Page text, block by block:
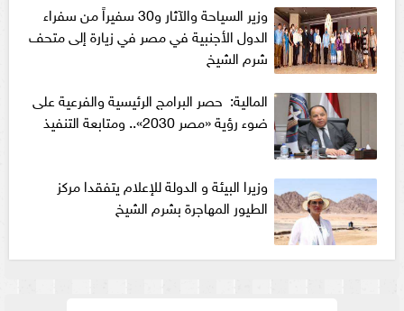
وزير السياحة والآثار و30 سفيراً من سفراء
الدول الأجنبية في مصر في زيارة إلى متحف
شرم الشيخ
المالية: حصر البرامج الرئيسية والفرعية على
ضوء رؤية «مصر 2030».. ومتابعة التنفيذ
وزيرا البيئة و الدولة للإعلام يتفقدا مركز
الطيور المهاجرة بشرم الشيخ